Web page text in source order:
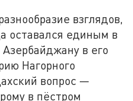
взглядов,
оставался единым в
в его
Нагорного
вопрос —
в пёстром